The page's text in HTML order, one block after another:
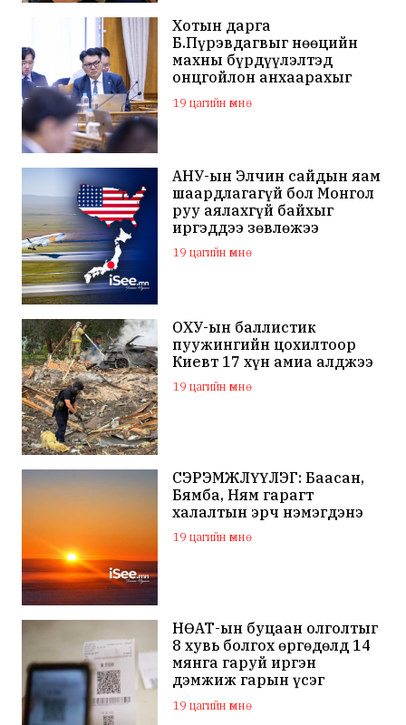
Хотын дарга
Б.Пүрэвдагвыг нөөцийн
махны бүрдүүлэлтэд
онцгойлон анхаарахыг
үүрэг болголоо
19 цагийн өмнө
АНУ-ын Элчин сайдын яам
шаардлагагүй бол Монгол
руу аялахгүй байхыг
иргэддээ зөвлөжээ
19 цагийн өмнө
ОХУ-ын баллистик
пуужингийн цохилтоор
Киевт 17 хүн амиа алджээ
19 цагийн өмнө
СЭРЭМЖЛҮҮЛЭГ: Баасан,
Бямба, Ням гарагт
халалтын эрч нэмэгдэнэ
19 цагийн өмнө
НӨАТ-ын буцаан олголтыг
8 хувь болгох өргөдөлд 14
мянга гаруй иргэн
дэмжиж гарын үсэг
зуржээ
19 цагийн өмнө